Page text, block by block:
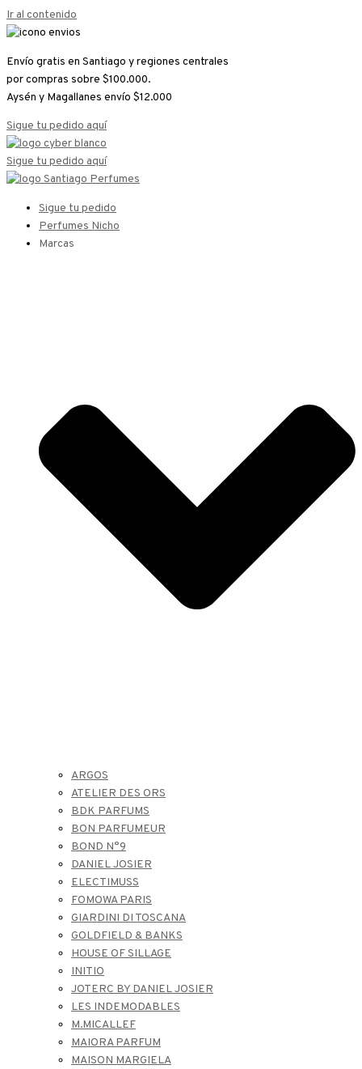
Ir al contenido
Envío gratis en Santiago y regiones centrales
por compras sobre $100.000.
Aysén y Magallanes envío $12.000
Sigue tu pedido aquí
Sigue tu pedido aquí
Sigue tu pedido
Perfumes Nicho
Marcas
ARGOS
ATELIER DES ORS
BDK PARFUMS
BON PARFUMEUR
BOND N°9
DANIEL JOSIER
ELECTIMUSS
FOMOWA PARIS
GIARDINI DI TOSCANA
GOLDFIELD & BANKS
HOUSE OF SILLAGE
INITIO
JOTERC BY DANIEL JOSIER
LES INDEMODABLES
M.MICALLEF
MAIORA PARFUM
MAISON MARGIELA